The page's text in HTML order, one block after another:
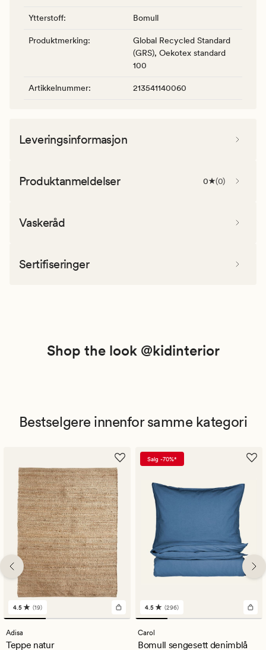
Ytterstoff: Bomull
Produktmerking:
Global Recycled Standard
(GRS), Oekotex standard
100
Artikkelnummer: 213541140060
Leveringsinformasjon
Produktanmeldelser 0 (0)
Vaskeråd
Sertifiseringer
Shop the look @kidinterior
Bestselgere innenfor samme kategori
19
anmeldelser
med
en
4.5 (19)
Adisa
Teppe natur
Salg -70%*
296
anmeldelser
med
en
4.5 (296)
Carol
Bomull sengesett denimblå